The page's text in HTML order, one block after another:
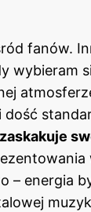
fanów.
wybieram
dość
zaskakuje
– energia